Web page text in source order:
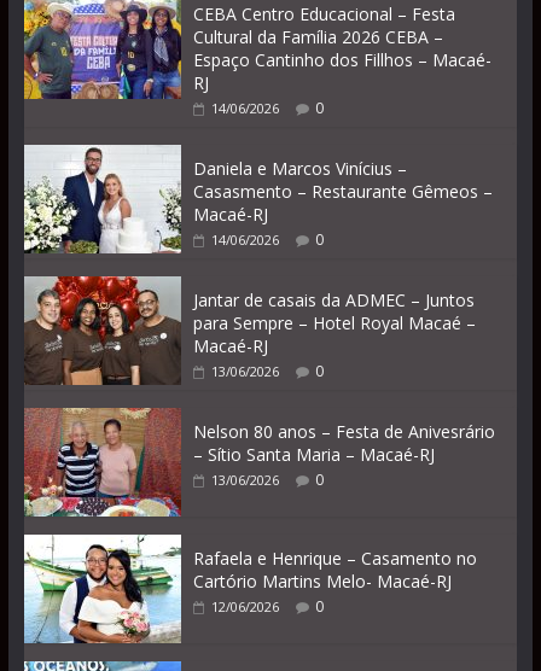
CEBA Centro Educacional – Festa
Cultural da Família 2026 CEBA –
Espaço Cantinho dos Fillhos – Macaé-
RJ
14/06/2026 0
Daniela e Marcos Vinícius –
Casasmento – Restaurante Gêmeos –
Macaé-RJ
14/06/2026 0
Jantar de casais da ADMEC – Juntos
para Sempre – Hotel Royal Macaé –
Macaé-RJ
13/06/2026 0
Nelson 80 anos – Festa de Anivesrário
– Sítio Santa Maria – Macaé-RJ
13/06/2026 0
Rafaela e Henrique – Casamento no
Cartório Martins Melo- Macaé-RJ
12/06/2026 0